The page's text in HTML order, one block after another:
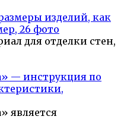
изделий, как
26 фото
для отделки стен,
— инструкция по
является